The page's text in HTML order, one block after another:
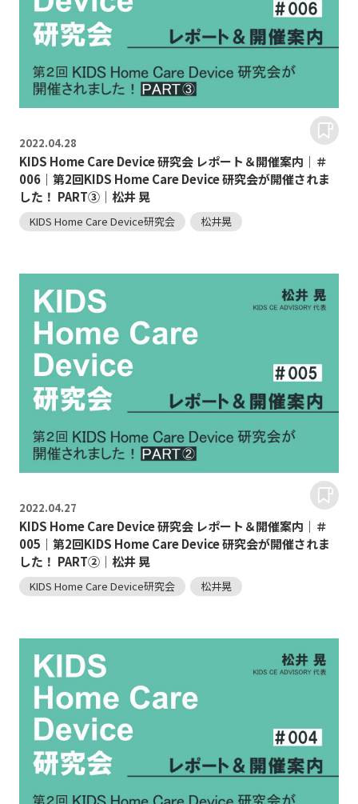
2022.04.28
KIDS Home Care Device 研究会 レポート＆開催案内｜＃
006｜第2回KIDS Home Care Device 研究会が開催されま
した！ PART③｜松井 晃
KIDS Home Care Device研究会 松井晃
2022.04.27
KIDS Home Care Device 研究会 レポート＆開催案内｜＃
005｜第2回KIDS Home Care Device 研究会が開催されま
した！ PART②｜松井 晃
KIDS Home Care Device研究会 松井晃